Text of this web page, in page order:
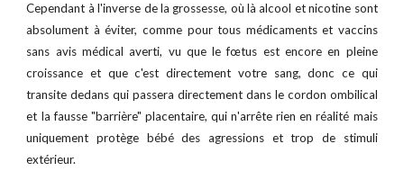
Cependant à l'inverse de la grossesse, où là alcool et nicotine sont
absolument à éviter, comme pour tous médicaments et vaccins
sans avis médical averti, vu que le fœtus est encore en pleine
croissance et que c'est directement votre sang, donc ce qui
transite dedans qui passera directement dans le cordon ombilical
et la fausse "barrière" placentaire, qui n'arrête rien en réalité mais
uniquement protège bébé des agressions et trop de stimuli
extérieur.